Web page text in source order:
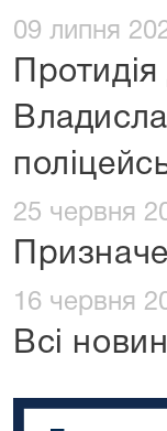
09 липня
25 червня
16 червня
Всі